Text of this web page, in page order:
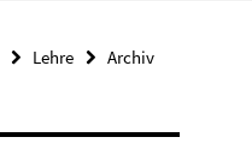
Lehre
Archiv